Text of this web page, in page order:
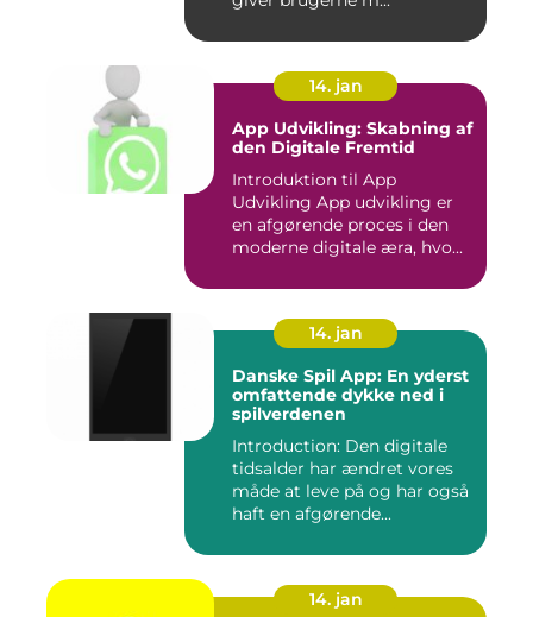
14. jan
App Udvikling: Skabning af
den Digitale Fremtid
Introduktion til App
Udvikling App udvikling er
en afgørende proces i den
moderne digitale æra, hvo...
14. jan
Danske Spil App: En yderst
omfattende dykke ned i
spilverdenen
Introduction: Den digitale
tidsalder har ændret vores
måde at leve på og har også
haft en afgørende...
14. jan